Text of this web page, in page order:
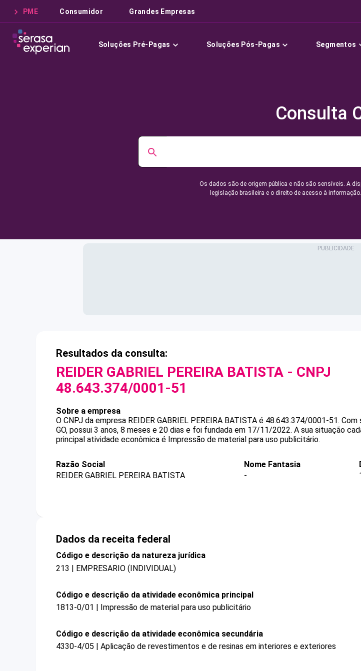
PME Consumidor Grandes Empresas
Soluções Pré-Pagas Soluções Pós-Pagas Segmentos
Consulta
Os dados são de origem pública e não são sensíveis. A
legislação brasileira e o direito de acesso à
Resultados da consulta:
REIDER GABRIEL PEREIRA BATISTA - CNPJ
48.643.374/0001-51
Sobre a empresa
O CNPJ da empresa REIDER GABRIEL PEREIRA BATISTA é 48.643.374/0001-51. Com
GO, possui 3 anos, 8 meses e 20 dias e foi fundada em 17/11/2022. A sua situação
principal atividade econômica é Impressão de material para uso publicitário.
Razão Social
REIDER GABRIEL PEREIRA BATISTA
Nome Fantasia
-
Dados da receita federal
Código e descrição da natureza jurídica
213 | EMPRESARIO (INDIVIDUAL)
Código e descrição da atividade econômica principal
1813-0/01 | Impressão de material para uso publicitário
Código e descrição da atividade econômica secundária
4330-4/05 | Aplicação de revestimentos e de resinas em interiores e exteriores